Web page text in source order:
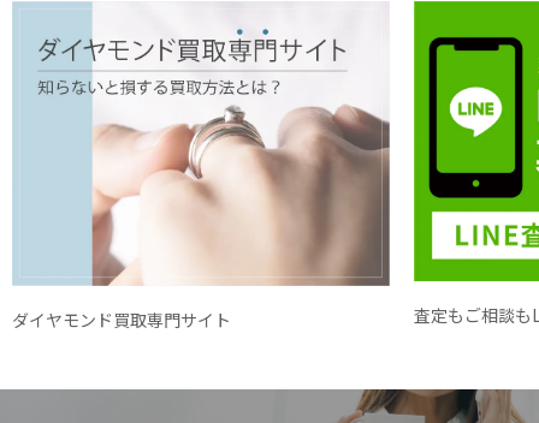
ダイヤモンド買取専門サイト 査定もご相談も